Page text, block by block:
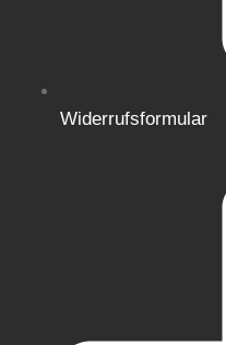
Widerrufsformular